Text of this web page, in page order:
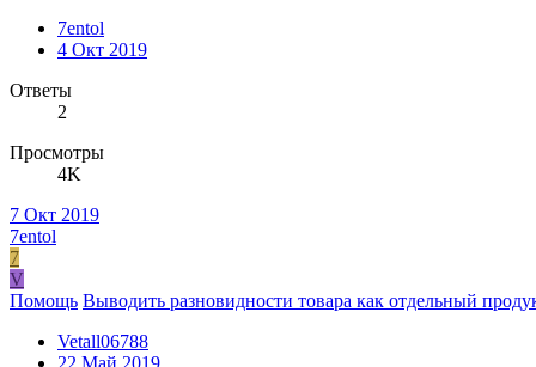
7entol
4 Окт 2019
Ответы
2
Просмотры
4K
7 Окт 2019
7entol
7
V
Помощь Выводить разновидности товара как отдельный
Vetall06788
22 Май 2019